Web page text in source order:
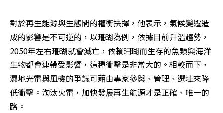
對於再生能源與生態間的權衡抉擇，他表示，氣候變遷造
成的影響是不可逆的，以珊瑚為例，依據目前升溫趨勢，
2050年左右珊瑚就會滅亡，依賴珊瑚而生存的魚類與海洋
生物都會連帶受影響，這種衝擊是非常大的。相較而下，
濕地光電與風機的爭議可藉由專家參與、管理、選址來降
低衝擊。淘汰火電，加快發展再生能源才是正確、唯一的
路。